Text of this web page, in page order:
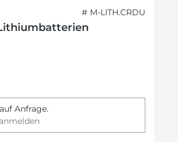
# M-LITH.CRDU
Anfrage.